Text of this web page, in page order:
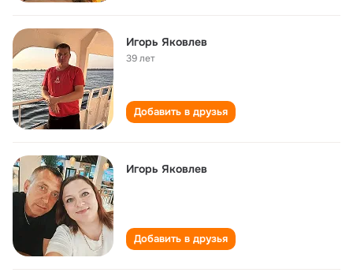
Игорь Яковлев
39 лет
Добавить в друзья
Игорь Яковлев
Добавить в друзья